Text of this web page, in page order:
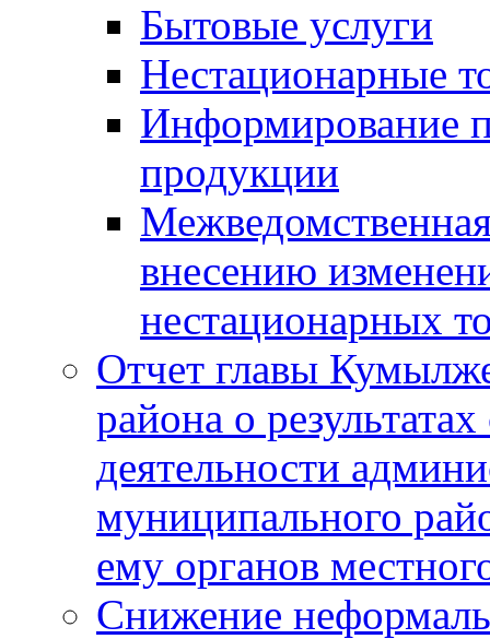
Бытовые услуги
Нестационарные
Информирование
продукции
внесению
нестационарных
Отчет главы
района о
деятельности
муниципального
ему органов
Снижение